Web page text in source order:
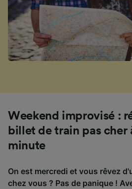
Weekend improvisé :
billet de train pas cher
minute
On est mercredi et vous rêvez
chez vous ? Pas de panique !